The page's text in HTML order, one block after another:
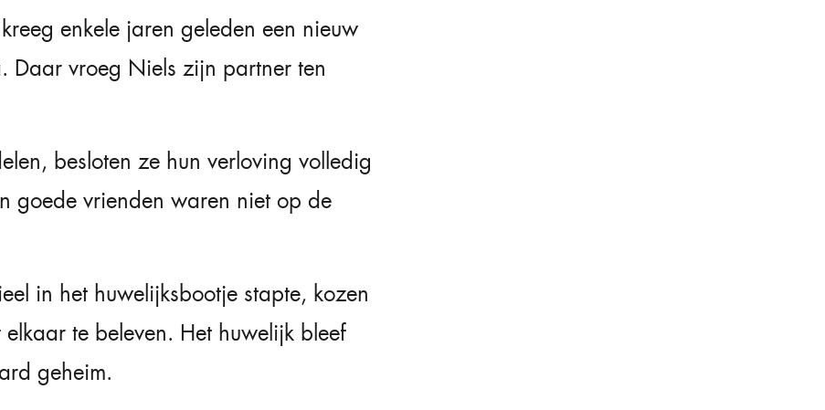
enkele jaren geleden een nieuw
Daar vroeg Niels zijn partner ten
besloten ze hun verloving volledig
goede vrienden waren niet op de
in het huwelijksbootje stapte, kozen
te beleven. Het huwelijk bleef
geheim.